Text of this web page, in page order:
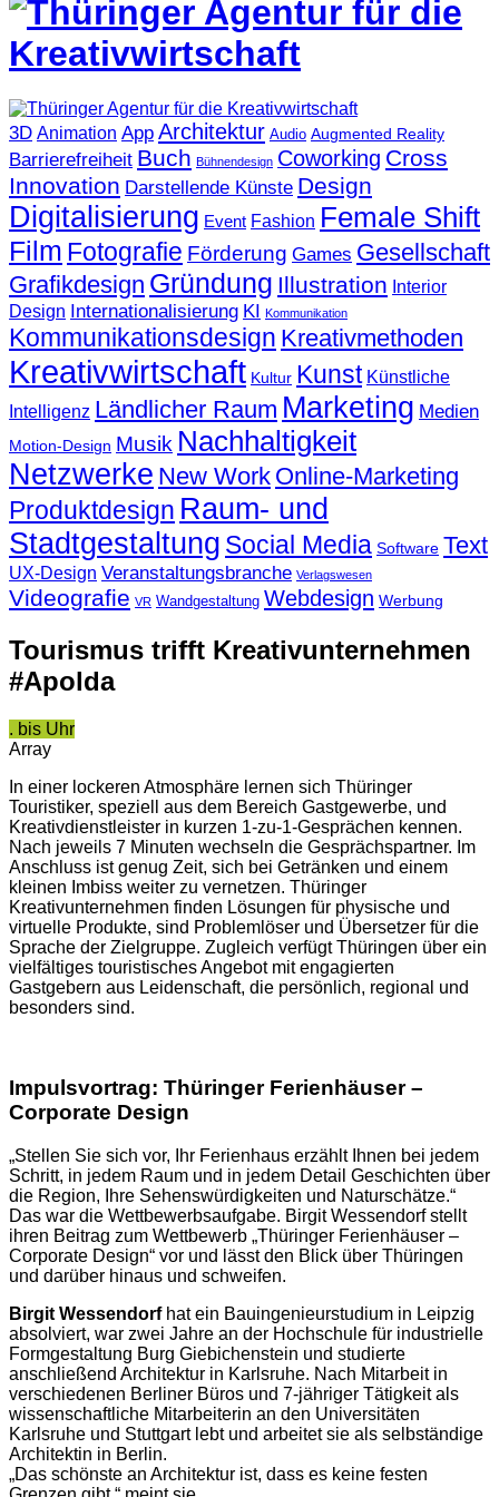
3D Animation App Architektur Audio Augmented Reality
Barrierefreiheit Buch Bühnendesign Coworking Cross
Innovation Darstellende Künste Design
Digitalisierung Event Fashion Female Shift
Film Fotografie Förderung Games Gesellschaft
Grafikdesign Gründung Illustration Interior
Design Internationalisierung KI Kommunikation
Kommunikationsdesign Kreativmethoden
Kreativwirtschaft Kultur Kunst Künstliche
Intelligenz Ländlicher Raum Marketing Medien
Motion-Design Musik Nachhaltigkeit
Netzwerke New Work Online-Marketing
Produktdesign Raum- und
Stadtgestaltung Social Media Software Text
UX-Design Veranstaltungsbranche Verlagswesen
Videografie VR Wandgestaltung Webdesign Werbung
Tourismus trifft Kreativunternehmen
#Apolda
. bis Uhr
Array
In einer lockeren Atmosphäre lernen sich Thüringer
Touristiker, speziell aus dem Bereich Gastgewerbe, und
Kreativdienstleister in kurzen 1-zu-1-Gesprächen kennen.
Nach jeweils 7 Minuten wechseln die Gesprächspartner. Im
Anschluss ist genug Zeit, sich bei Getränken und einem
kleinen Imbiss weiter zu vernetzen. Thüringer
Kreativunternehmen finden Lösungen für physische und
virtuelle Produkte, sind Problemlöser und Übersetzer für die
Sprache der Zielgruppe. Zugleich verfügt Thüringen über ein
vielfältiges touristisches Angebot mit engagierten
Gastgebern aus Leidenschaft, die persönlich, regional und
besonders sind.
Impulsvortrag: Thüringer Ferienhäuser –
Corporate Design
„Stellen Sie sich vor, Ihr Ferienhaus erzählt Ihnen bei jedem
Schritt, in jedem Raum und in jedem Detail Geschichten über
die Region, Ihre Sehenswürdigkeiten und Naturschätze.“
Das war die Wettbewerbsaufgabe. Birgit Wessendorf stellt
ihren Beitrag zum Wettbewerb „Thüringer Ferienhäuser –
Corporate Design“ vor und lässt den Blick über Thüringen
und darüber hinaus und schweifen.
Birgit Wessendorfhat ein Bauingenieurstudium in Leipzig
absolviert, war zwei Jahre an der Hochschule für industrielle
Formgestaltung Burg Giebichenstein und studierte
anschließend Architektur in Karlsruhe. Nach Mitarbeit in
verschiedenen Berliner Büros und 7-jähriger Tätigkeit als
wissenschaftliche Mitarbeiterin an den Universitäten
Karlsruhe und Stuttgart lebt und arbeitet sie als selbständige
Architektin in Berlin.
„Das schönste an Architektur ist, dass es keine festen